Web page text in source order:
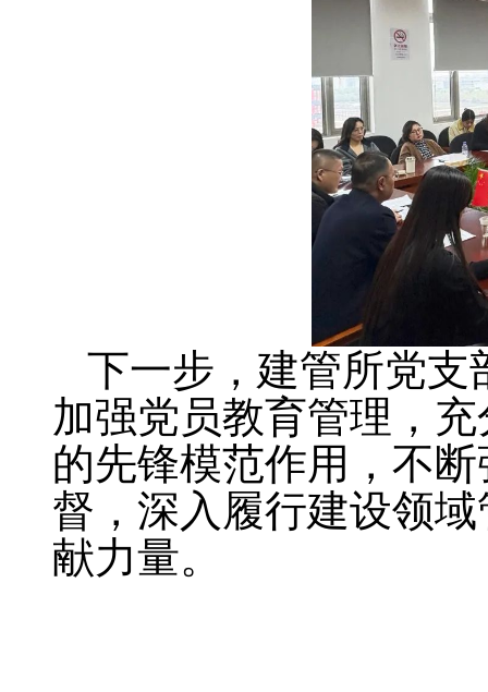
下一步，建管所党支
加强党员教育管理，
的先锋模范作用，不
督，深入履行建设领
献力量。